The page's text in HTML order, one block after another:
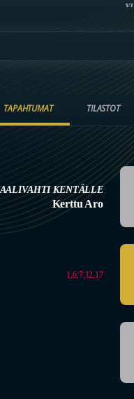
TAPAHTUMAT TILASTOT
KENTÄLLE
Kerttu Aro
1,6,7,12,17